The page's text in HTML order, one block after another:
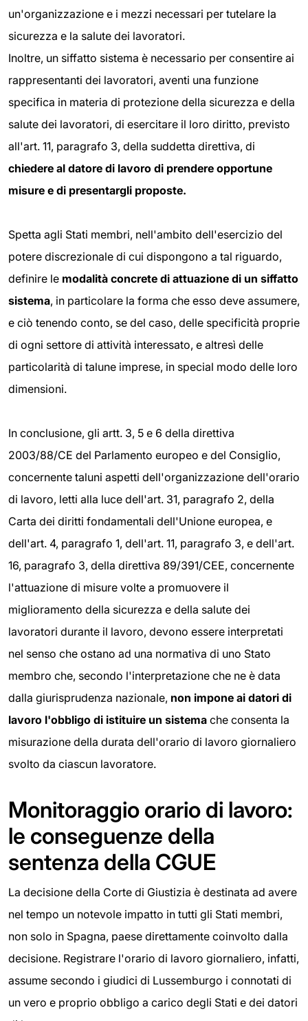
un'organizzazione e i mezzi necessari per tutelare la
sicurezza e la salute dei lavoratori.
Inoltre, un siffatto sistema è necessario per consentire ai
rappresentanti dei lavoratori, aventi una funzione
specifica in materia di protezione della sicurezza e della
salute dei lavoratori, di esercitare il loro diritto, previsto
all'art. 11, paragrafo 3, della suddetta direttiva, di
chiedere al datore di lavoro di prendere opportune
misure e di presentargli proposte.
Spetta agli Stati membri, nell'ambito dell'esercizio del
potere discrezionale di cui dispongono a tal riguardo,
definire le modalità concrete di attuazione di un siffatto
sistema, in particolare la forma che esso deve assumere,
e ciò tenendo conto, se del caso, delle specificità proprie
di ogni settore di attività interessato, e altresì delle
particolarità di talune imprese, in special modo delle loro
dimensioni.
In conclusione, gli artt. 3, 5 e 6 della direttiva
2003/88/CE del Parlamento europeo e del Consiglio,
concernente taluni aspetti dell'organizzazione dell'orario
di lavoro, letti alla luce dell'art. 31, paragrafo 2, della
Carta dei diritti fondamentali dell'Unione europea, e
dell'art. 4, paragrafo 1, dell'art. 11, paragrafo 3, e dell'art.
16, paragrafo 3, della direttiva 89/391/CEE, concernente
l'attuazione di misure volte a promuovere il
miglioramento della sicurezza e della salute dei
lavoratori durante il lavoro, devono essere interpretati
nel senso che ostano ad una normativa di uno Stato
membro che, secondo l'interpretazione che ne è data
dalla giurisprudenza nazionale, non impone ai datori di
lavoro l'obbligo di istituire un sistema che consenta la
misurazione della durata dell'orario di lavoro giornaliero
svolto da ciascun lavoratore.
Monitoraggio orario di lavoro:
le conseguenze della
sentenza della CGUE
La decisione della Corte di Giustizia è destinata ad avere
nel tempo un notevole impatto in tutti gli Stati membri,
non solo in Spagna, paese direttamente coinvolto dalla
decisione. Registrare l'orario di lavoro giornaliero, infatti,
assume secondo i giudici di Lussemburgo i connotati di
un vero e proprio obbligo a carico degli Stati e dei datori